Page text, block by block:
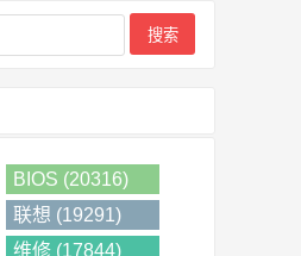
BIOS (20316)
联想 (19291)
维修 (17844)